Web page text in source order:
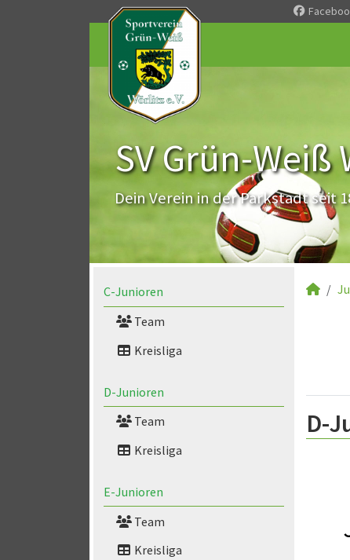
SV Grün-Weiß
Dein Verein in der Parkstadt seit
C-Junioren
Team
Kreisliga
D-Junioren
Team
Kreisliga
E-Junioren
Team
Kreisliga
D-